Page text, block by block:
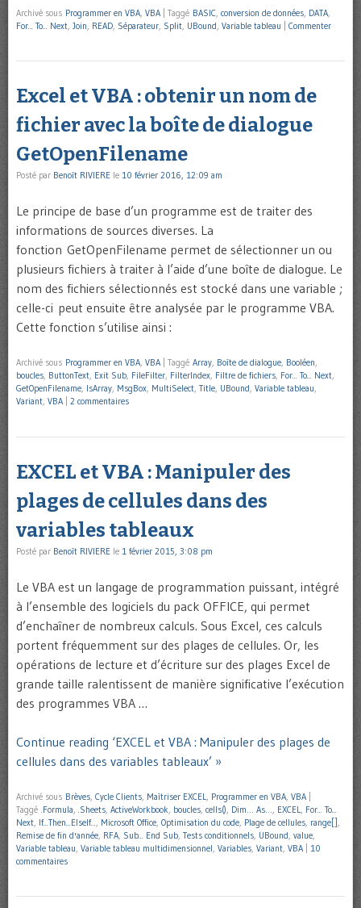
Archivé sous Programmer en VBA VBA Taggé BASIC conversion de données DATA
For... To... Next Join READ Séparateur Split UBound Variable tableau Commenter
Excel et VBA : obtenir un nom de
fichier avec la boîte de dialogue
GetOpenFilename
Posté par Benoît RIVIERE le 10 février 2016, 12:09 am
Le principe de base d’un programme est de traiter des
informations de sources diverses. La
fonction GetOpenFilename permet de sélectionner un ou
plusieurs fichiers à traiter à l’aide d’une boîte de dialogue. Le
nom des fichiers sélectionnés est stocké dans une variable ;
celle-ci peut ensuite être analysée par le programme VBA.
Cette fonction s’utilise ainsi :
Archivé sous Programmer en VBA, VBA Taggé Array, Boîte de dialogue, Booléen,
boucles, ButtonText, Exit Sub, FileFilter, FilterIndex, Filtre de fichiers, For... To... Next,
GetOpenFilename, IsArray, MsgBox, MultiSelect, Title, UBound, Variable tableau,
Variant, VBA 2 commentaires
EXCEL et VBA : Manipuler des
plages de cellules dans des
variables tableaux
Posté par Benoît RIVIERE le 1 février 2015, 3:08 pm
Le VBA est un langage de programmation puissant, intégré
à l’ensemble des logiciels du pack OFFICE, qui permet
d’enchaîner de nombreux calculs. Sous Excel, ces calculs
portent fréquemment sur des plages de cellules. Or, les
opérations de lecture et d’écriture sur des plages Excel de
grande taille ralentissent de manière significative l’exécution
des programmes VBA …
Continue reading ‘EXCEL et VBA : Manipuler des plages de
cellules dans des variables tableaux’ »
Archivé sous Brèves, Cycle Clients, Maîtriser EXCEL, Programmer en VBA, VBA
Taggé .Formula, .Sheets, ActiveWorkbook, boucles, cells(), Dim… As…, EXCEL, For... To...
Next, If...Then...ElseIf..., Microsoft Office, Optimisation du code, Plage de cellules, range[] ,
Remise de fin d'année, RFA, Sub... End Sub, Tests conditionnels, UBound, value,
Variable tableau, Variable tableau multidimensionnel, Variables, Variant, VBA
10
commentaires